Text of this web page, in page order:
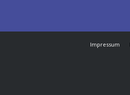
Impressum